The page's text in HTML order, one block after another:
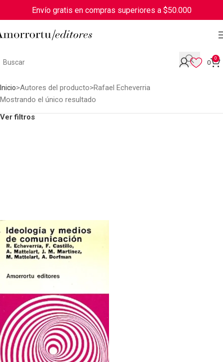
Envío gratis en compras superiores a $50.000
0
0
Inicio Autores del producto Rafael Echeverria
Mostrando el único resultado
Ver filtros